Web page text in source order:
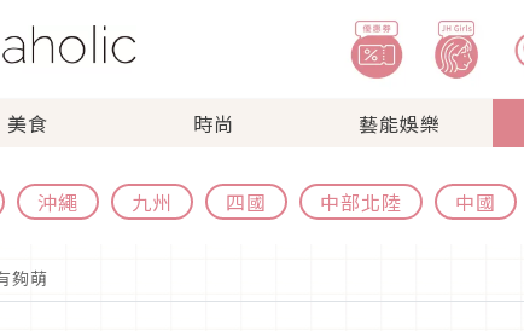
美食 時尚 藝能娛樂
沖繩 九州 四國 中部北陸 中國
夠萌